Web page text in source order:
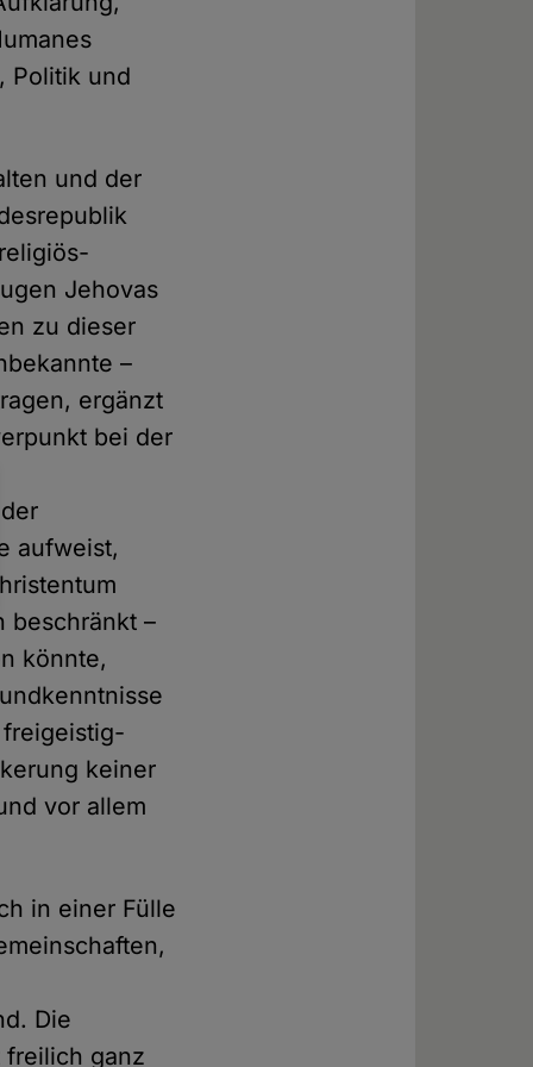
Politik und
und der
Jehovas
zu dieser
–
ergänzt
bei der
aufweist,
beschränkt –
könnte,
keiner
vor allem
in einer Fülle
Die
freilich ganz